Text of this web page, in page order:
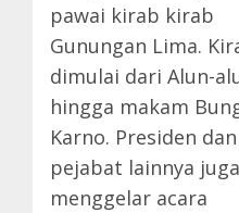
pawai kirab kirab
Gunungan Lima.
dimulai dari Alun-
hingga makam
Karno. Presiden dan
pejabat lainnya juga
menggelar acara